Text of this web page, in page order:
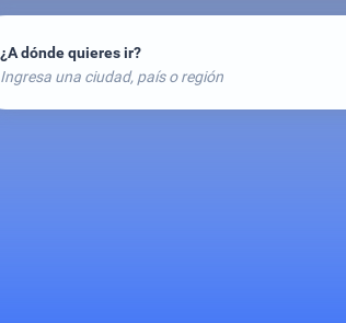
¿A dónde quieres ir?
Ingresa una ciudad, país o región